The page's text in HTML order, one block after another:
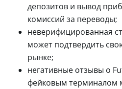
депозитов и вывод
комиссий за переводы;
неверифицированная
может подтвердить
рынке;
негативные отзывы о
фейковым терминалом